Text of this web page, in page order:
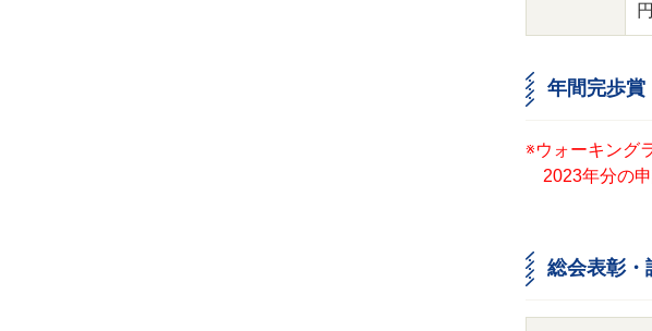
円
年間完歩賞
※ウォーキング
2023年分の申
総会表彰・